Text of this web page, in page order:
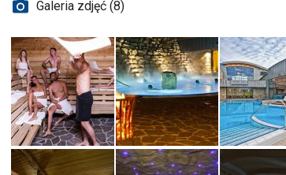
Galeria zdjęć (8)